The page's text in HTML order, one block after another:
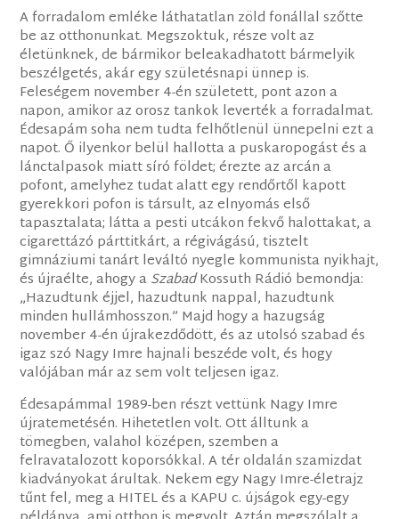
A forradalom emléke láthatatlan zöld fonállal szőtte
be az otthonunkat. Megszoktuk, része volt az
életünknek, de bármikor beleakadhatott bármelyik
beszélgetés, akár egy születésnapi ünnep is.
Feleségem november 4-én született, pont azon a
napon, amikor az orosz tankok leverték a forradalmat.
Édesapám soha nem tudta felhőtlenül ünnepelni ezt a
napot. Ő ilyenkor belül hallotta a puskaropogást és a
lánctalpasok miatt síró földet; érezte az arcán a
pofont, amelyhez tudat alatt egy rendőrtől kapott
gyerekkori pofon is társult, az elnyomás első
tapasztalata; látta a pesti utcákon fekvő halottakat, a
cigarettázó párttitkárt, a régivágású, tisztelt
gimnáziumi tanárt leváltó nyegle kommunista nyikhajt,
és újraélte, ahogy aSzabadKossuth Rádió bemondja:
„Hazudtunk éjjel, hazudtunk nappal, hazudtunk
minden hullámhosszon.” Majd hogy a hazugság
november 4-én újrakezdődött, és az utolsó szabad és
igaz szó Nagy Imre hajnali beszéde volt, és hogy
valójában már az sem volt teljesen igaz.
Édesapámmal 1989-ben részt vettünk Nagy Imre
újratemetésén. Hihetetlen volt. Ott álltunk a
tömegben, valahol középen, szemben a
felravatalozott koporsókkal. A tér oldalán szamizdat
kiadványokat árultak. Nekem egy Nagy Imre-életrajz
tűnt fel, meg a HITEL és a KAPU c. újságok egy-egy